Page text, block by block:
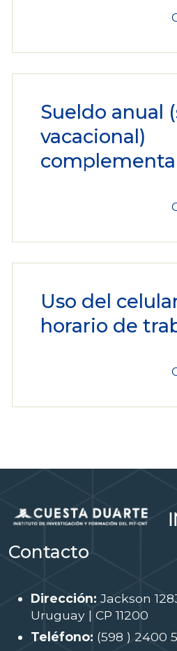
Sueldo anual
vacacional)
Uso del
horario de
Contacto
Dirección: Jackson
Uruguay | CP 11200
Teléfono: (598 ) 2400